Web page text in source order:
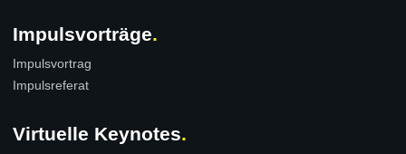
Impulsvorträge
Impulsvortrag
Impulsreferat
Virtuelle Keynotes